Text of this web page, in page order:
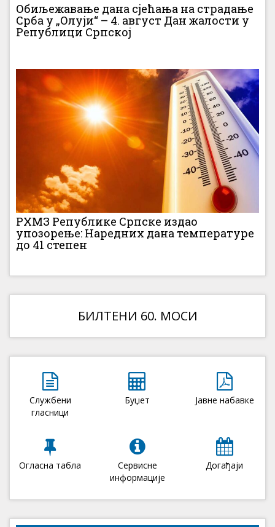
Обиљежавање дана сјећања на страдање
Срба у „Олуји“ – 4. август Дан жалости у
Републици Српској
РХМЗ Републике Српске издао
упозорење: Наредних дана температуре
до 41 степен
БИЛТЕНИ 60. МОСИ
Службени
гласници
Буџет Јавне набавке
Огласна табла
Сервисне
информације
Догађаји